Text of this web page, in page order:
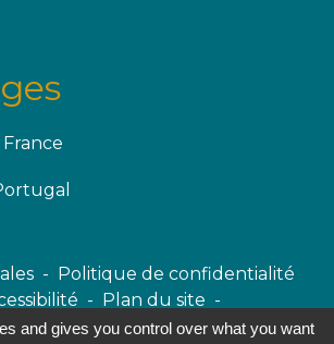
- Politique de confidentialité
- Plan du site -
Gestion des cookies
and gives you control over what you want